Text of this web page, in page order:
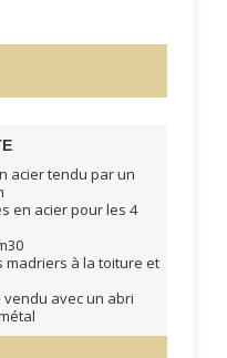
acier tendu par un
en acier pour les 4
madriers à la toiture et
avec un abri